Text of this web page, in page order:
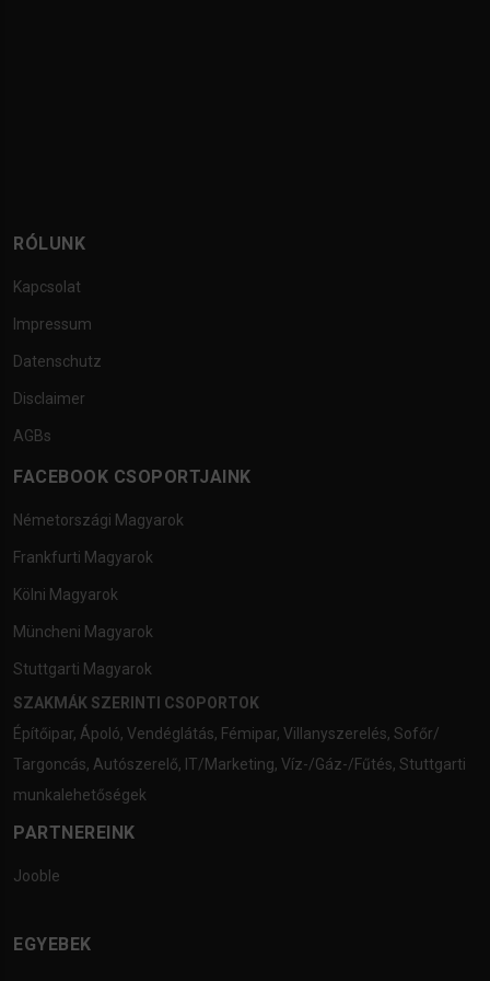
RÓLUNK
Kapcsolat
Impressum
Datenschutz
Disclaimer
AGBs
FACEBOOK CSOPORTJAINK
Németországi Magyarok
Frankfurti Magyarok
Kölni Magyarok
Müncheni Magyarok
Stuttgarti Magyarok
SZAKMÁK SZERINTI CSOPORTOK
Építőipar, Ápoló, Vendéglátás, Fémipar, Villanyszerelés, Sofőr/
Targoncás, Autószerelő, IT/Marketing, Víz-/Gáz-/Fűtés, Stuttgarti
munkalehetőségek
PARTNEREINK
Jooble
EGYEBEK